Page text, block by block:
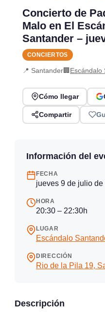
Concierto de
Malo en El
Santander –
CONCIERTOS
📍 Santander🏢Escándalo
Cómo llegar
Compartir
Información del
FECHA
jueves 9 de julio de
HORA
20:30 – 22:30h
LUGAR
Escándalo
DIRECCIÓN
Rio de la Pila 19,
Descripción